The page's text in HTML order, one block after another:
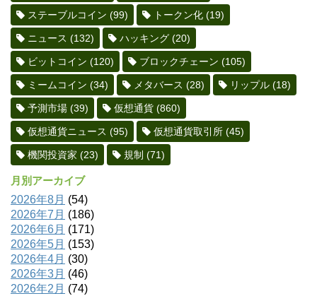
ステーブルコイン (99) トークン化 (19)
ニュース (132) ハッキング (20)
ビットコイン (120) ブロックチェーン (105)
ミームコイン (34) メタバース (28) リップル (18)
予測市場 (39) 仮想通貨 (860)
仮想通貨ニュース (95) 仮想通貨取引所 (45)
機関投資家 (23) 規制 (71)
月別アーカイブ
2026年8月 (54)
2026年7月 (186)
2026年6月 (171)
2026年5月 (153)
2026年4月 (30)
2026年3月 (46)
2026年2月 (74)